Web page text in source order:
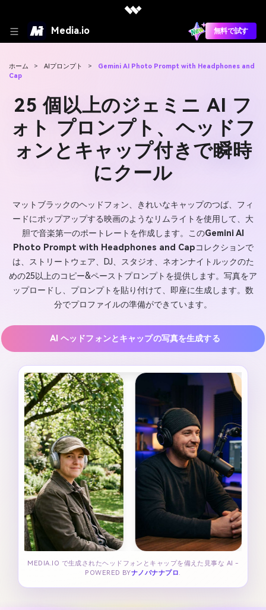
Media.io 無料で試す
ホーム > AIプロンプト >
Gemini AI Photo Prompt with Headphones and
Cap
25 個以上のジェミニ AI フ
ォト プロンプト、ヘッドフ
ォンとキャップ付きで瞬時
にクール
マットブラックのヘッドフォン、きれいなキャップのつば、フィ
ードにポップアップする映画のようなリムライトを使用して、大
胆で音楽第一のポートレートを作成します。このGemini AI
Photo Prompt with Headphones and Capコレクションで
は、ストリートウェア、DJ、スタジオ、ネオンナイトルックのた
めの25以上のコピー&ペーストプロンプトを提供します。写真をア
ップロードし、プロンプトを貼り付けて、即座に生成します。数
分でプロファイルの準備ができています。
AI ヘッドフォンとキャップの写真を生成する
MEDIA.IO で生成されたヘッドフォンとキャップを備えた見事な AI -
POWERED BYナノバナナプロ.